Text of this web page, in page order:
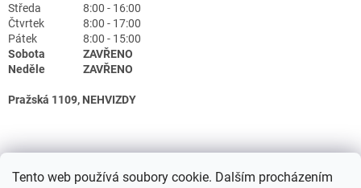
Tento web používá soubory cookie. Dalším procházením
Středa
8:00 - 16:00
Čtvrtek
8:00 - 17:00
Pátek
8:00 - 15:00
Sobota
ZAVŘENO
Neděle
ZAVŘENO
Pražská 1109, NEHVIZDY